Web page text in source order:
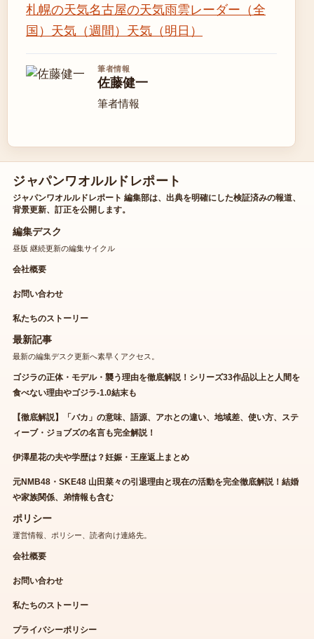
札幌の天気名古屋の天気雨雲レーダー（全
国） 天気（週間） 天気（明日）
筆者情報
佐藤健一
筆者情報
ジャパンワオルルドレポート
ジャパンワオルルドレポート 編集部は、出典を明確にした検証済みの報道、
背景更新、訂正を公開します。
編集デスク
昼版 継続更新の編集サイクル
会社概要
お問い合わせ
私たちのストーリー
最新記事
最新の編集デスク更新へ素早くアクセス。
ゴジラの正体・モデル・襲う理由を徹底解説！シリーズ33作品以上と人間を
食べない理由やゴジラ-1.0結末も
【徹底解説】「バカ」の意味、語源、アホとの違い、地域差、使い方、ステ
ィーブ・ジョブズの名言も完全解説！
伊澤星花の夫や学歴は？妊娠・王座返上まとめ
元NMB48・SKE48 山田菜々の引退理由と現在の活動を完全徹底解説！結婚
や家族関係、弟情報も含む
ポリシー
運営情報、ポリシー、読者向け連絡先。
会社概要
お問い合わせ
私たちのストーリー
プライバシーポリシー